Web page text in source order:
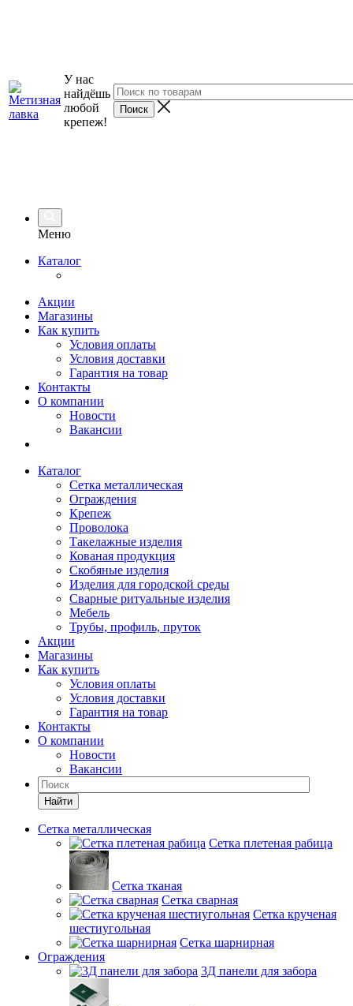
У нас
найдёшь
любой
крепеж!
Меню
Каталог
Акции
Магазины
Как купить
Условия оплаты
Условия доставки
Гарантия на товар
Контакты
О компании
Новости
Вакансии
Каталог
Сетка металлическая
Ограждения
Крепеж
Проволока
Такелажные изделия
Кованая продукция
Скобяные изделия
Изделия для городской среды
Сварные ритуальные изделия
Мебель
Трубы, профиль, пруток
Акции
Магазины
Как купить
Условия оплаты
Условия доставки
Гарантия на товар
Контакты
О компании
Новости
Вакансии
Найти
Сетка металлическая
Сетка плетеная рабица
Сетка тканая
Сетка сварная
Сетка крученая
шестиугольная
Сетка шарнирная
Ограждения
3Д панели для забора